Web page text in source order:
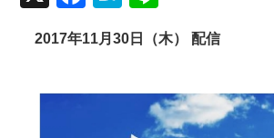
2017年11月30日（木） 配信